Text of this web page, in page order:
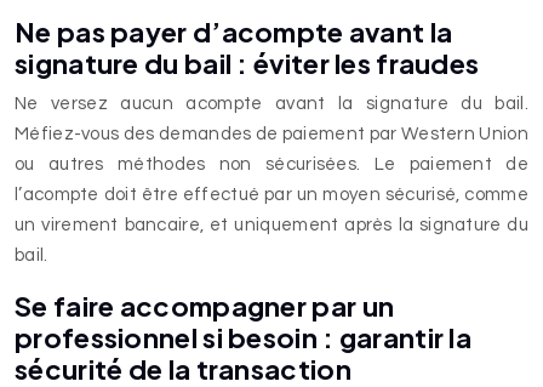
Ne pas payer d’acompte avant la
signature du bail : éviter les fraudes
Ne versez aucun acompte avant la signature du bail.
Méfiez-vous des demandes de paiement par Western Union
ou autres méthodes non sécurisées. Le paiement de
l’acompte doit être effectué par un moyen sécurisé, comme
un virement bancaire, et uniquement après la signature du
bail.
Se faire accompagner par un
professionnel si besoin : garantir la
sécurité de la transaction